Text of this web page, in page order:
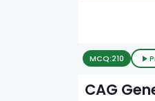
MCQ:210
CAG